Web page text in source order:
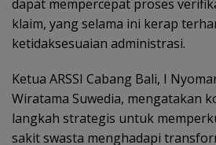
dapat mempercepat proses
klaim, yang selama ini kerap
ketidaksesuaian administrasi.
Ketua ARSSI Cabang Bali, I
Wiratama Suwedia, mengatakan
langkah strategis untuk
sakit swasta menghadapi